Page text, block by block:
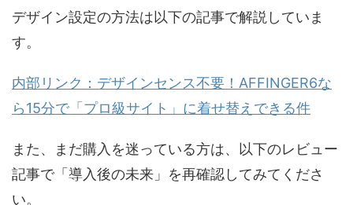
デザイン設定の方法は以下の記事で解説していま
す。
内部リンク：デザインセンス不要！AFFINGER6な
ら15分で「プロ級サイト」に着せ替えできる件
また、まだ購入を迷っている方は、以下のレビュー
記事で「導入後の未来」を再確認してみてくださ
い。